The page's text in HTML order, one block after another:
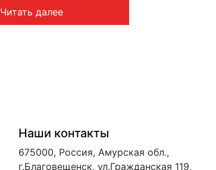
Читать далее
Наши контакты
675000, Россия, Амурская обл.,
г.Благовещенск, ул.Гражданская 119,